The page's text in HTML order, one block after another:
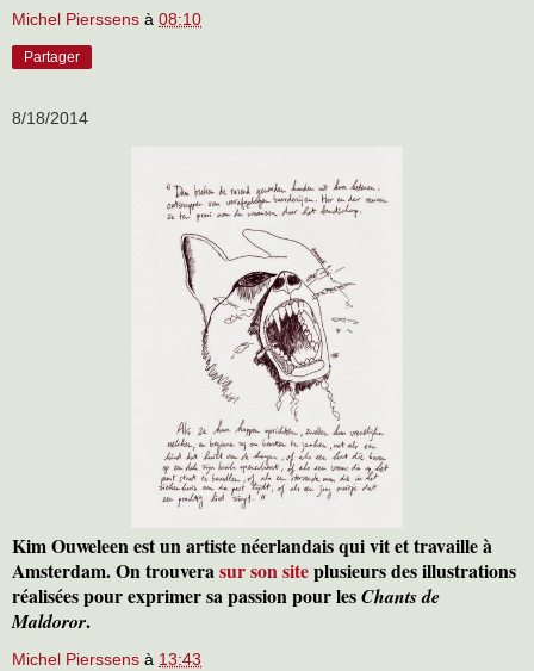
Michel Pierssens à 08:10
Partager
8/18/2014
Kim Ouweleen est un artiste néerlandais qui vit et travaille à
Amsterdam. On trouverasur son siteplusieurs des illustrations
réalisées pour exprimer sa passion pour lesChants de
Maldoror.
Michel Pierssens à 13:43